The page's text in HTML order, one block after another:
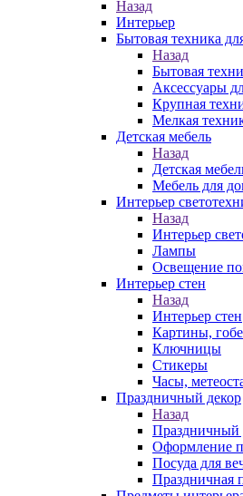
Назад
Интерьер
Бытовая техника
Назад
Бытовая
Аксессуары
Крупная
Мелкая
Детская мебель
Назад
Детская
Мебель для
Интерьер
Назад
Интерьер
Лампы
Освещение
Интерьер стен
Назад
Интерьер стен
Картины,
Ключницы
Стикеры
Часы,
Праздничный декор
Назад
Праздничный
Оформление
Посуда для
Праздничная